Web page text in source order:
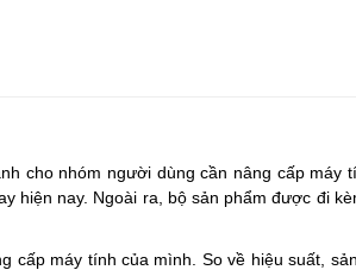
cho nhóm người dùng cần nâng cấp máy
hiện nay. Ngoài ra, bộ sản phẩm được đi
cấp máy tính của mình. So về hiệu suất,